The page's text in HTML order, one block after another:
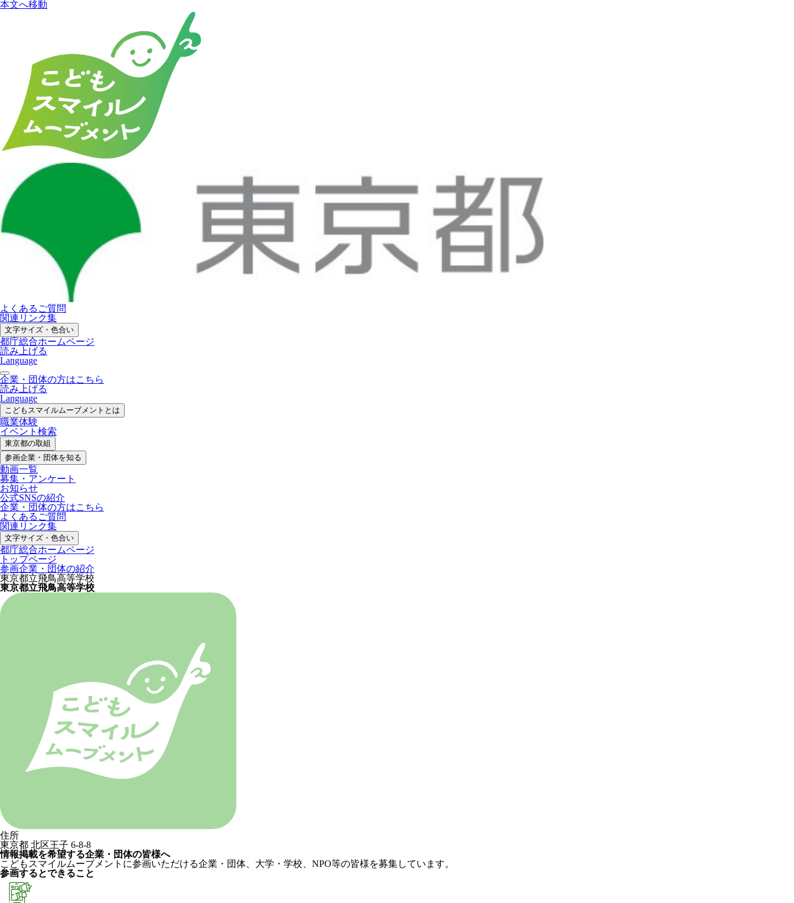
本文へ移動
よくあるご質問
関連リンク集
文字サイズ・色合い
都庁総合ホームページ
読み上げる
Language
企業・団体の方はこちら
読み上げる
Language
こどもスマイルムーブメントとは
職業体験
イベント検索
東京都の取組
参画企業・ 団体を知る
動画一覧
募集・ アンケート
お知らせ
公式SNSの紹介
企業・団体の方はこちら
よくあるご質問
関連リンク集
文字サイズ・色合い
都庁総合ホームページ
トップページ
参画企業・団体の紹介
東京都立飛鳥高等学校
東京都立飛鳥高等学校
住所
東京都 北区王子 6-8-8
情報掲載を希望する企業・団体の皆様へ
こどもスマイルムーブメントに参画いただける企業・団体、大学・学校、NPO等の皆様を募集しています。
参画するとできること